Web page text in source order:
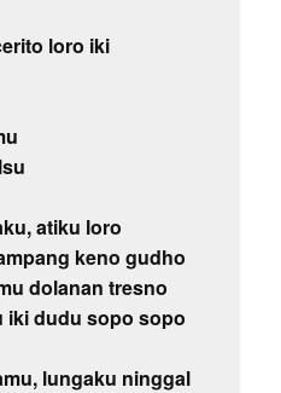
loro iki
atiku loro
keno gudho
dolanan tresno
iki dudu sopo sopo
lungaku ninggal